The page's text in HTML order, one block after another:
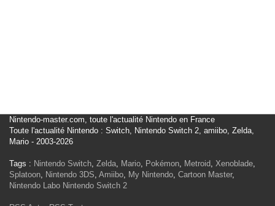
Nintendo-master.com, toute l'actualité Nintendo en France
Toute l'actualité Nintendo : Switch, Nintendo Switch 2, amiibo, Zelda,
Mario - 2003-2026
Tags : Nintendo Switch, Zelda, Mario, Pokémon, Metroid, Xenoblade,
Splatoon, Nintendo 3DS, Amiibo, My Nintendo, Cartoon Master,
Nintendo Labo Nintendo Switch 2